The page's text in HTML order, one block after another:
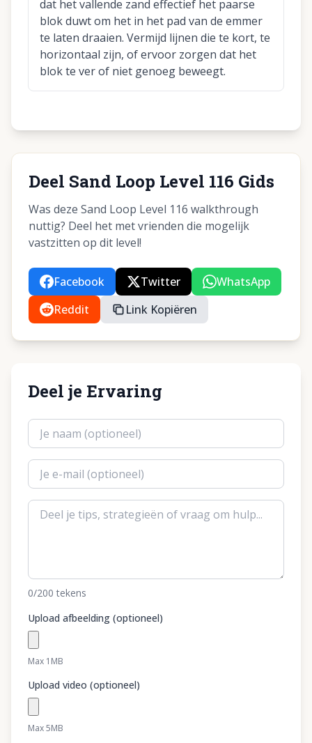
dat het vallende zand effectief het paarse
blok duwt om het in het pad van de emmer
te laten draaien. Vermijd lijnen die te kort, te
horizontaal zijn, of ervoor zorgen dat het
blok te ver of niet genoeg beweegt.
Deel Sand Loop Level 116 Gids
Was deze Sand Loop Level 116 walkthrough
nuttig? Deel het met vrienden die mogelijk
vastzitten op dit level!
Facebook Twitter
WhatsApp
Reddit
Link Kopiëren
Deel je Ervaring
0/200 tekens
Upload afbeelding (optioneel)
Max 1MB
Upload video (optioneel)
Max 5MB